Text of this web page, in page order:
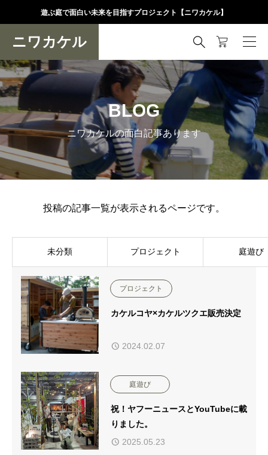
遊ぶ庭で面白い未来を目指すプロジェクト【ニワカケル】
ニワカケル 
BLOG
ニワカケルの面白記事あります
投稿の記事一覧が表示されるページです。
未分類 プロジェクト 庭遊び
プロジェクト
カケルコヤ×カケルツクエ販売決定
2024.02.07
庭遊び
祝！ヤフーニュースとYouTubeに載
りました。
2025.05.23